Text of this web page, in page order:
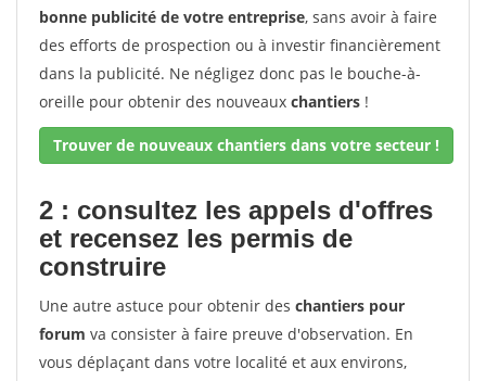
bonne publicité de votre entreprise, sans avoir à faire
des efforts de prospection ou à investir financièrement
dans la publicité. Ne négligez donc pas le bouche-à-
oreille pour obtenir des nouveaux chantiers !
Trouver de nouveaux chantiers dans votre secteur !
2 : consultez les appels d'offres
et recensez les permis de
construire
Une autre astuce pour obtenir des chantiers pour
forum va consister à faire preuve d'observation. En
vous déplaçant dans votre localité et aux environs,